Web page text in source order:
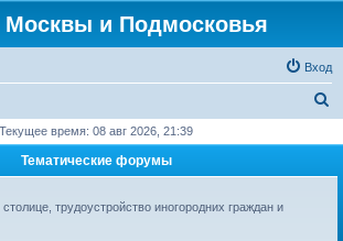
и Подмосковья
Вход
с
Текущее время: 08 авг 2026, 21:39
Тематические форумы
трудоустройство иногородних граждан и